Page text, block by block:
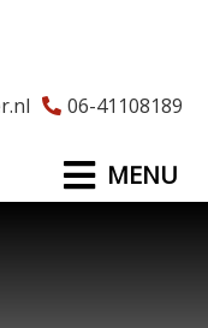
06-41108189
MENU